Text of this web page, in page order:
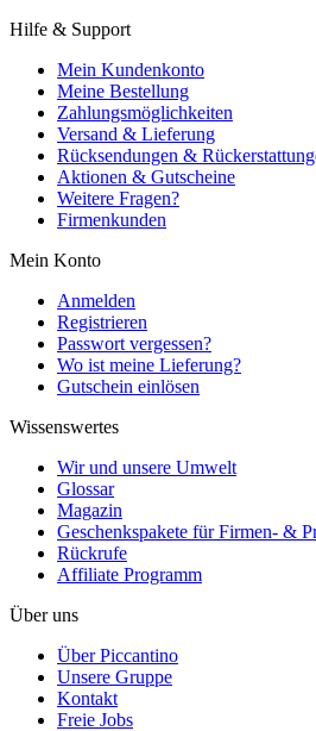
Hilfe & Support
Mein Kundenkonto
Meine Bestellung
Zahlungsmöglichkeiten
Versand & Lieferung
Rücksendungen &
Aktionen & Gutscheine
Weitere Fragen?
Firmenkunden
Mein Konto
Anmelden
Registrieren
Passwort vergessen?
Wo ist meine Lieferung?
Gutschein einlösen
Wissenswertes
Wir und unsere Umwelt
Glossar
Magazin
Geschenkspakete für Firmen- &
Rückrufe
Affiliate Programm
Über uns
Über Piccantino
Unsere Gruppe
Kontakt
Freie Jobs